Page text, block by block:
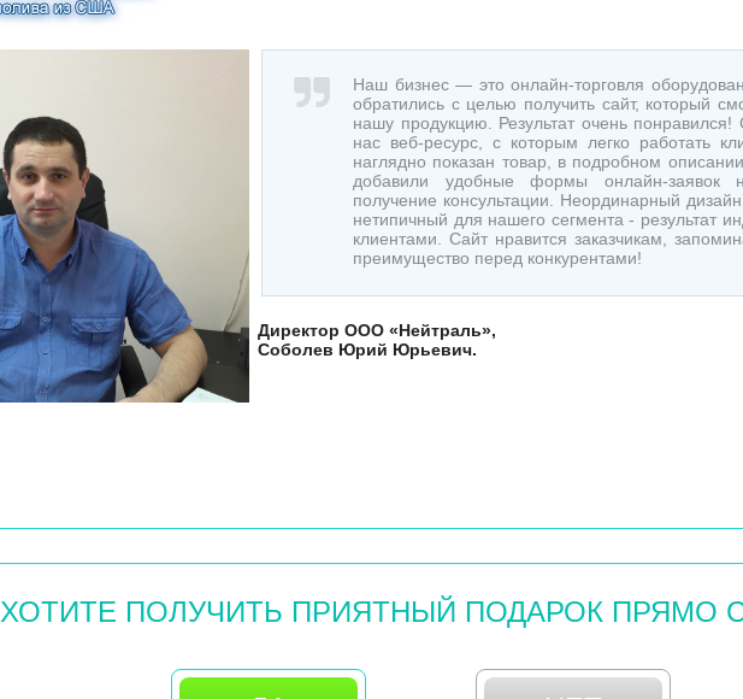
Наш бизнес — это онлайн-торговля
обратились с целью получить сайт, который
нашу продукцию. Результат очень
нас веб-ресурс, с которым легко работать
наглядно показан товар, в подробном
добавили удобные формы онлайн-заявок
получение консультации. Неординарный
нетипичный для нашего сегмента - результат
клиентами. Сайт нравится заказчикам,
преимущество перед конкурентами!
Директор ООО «Нейтраль»,
Соболев Юрий Юрьевич.
ХОТИТЕ ПОЛУЧИТЬ ПРИЯТНЫЙ ПОДАРОК ПРЯМО